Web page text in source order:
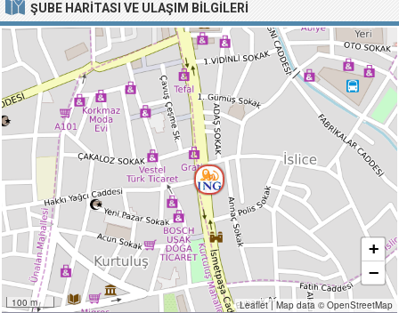
ŞUBE HARITASI VE ULAŞIM BILGILERI
100 m
+
−
Leaflet |Map data © OpenStreetMap